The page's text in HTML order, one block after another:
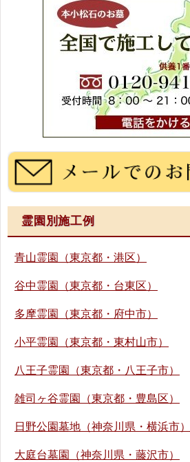
霊園別施工例
青山霊園（東京都・港区）
谷中霊園（東京都・台東区）
多摩霊園（東京都・府中市）
小平霊園（東京都・東村山市）
八王子霊園（東京都・八王子市）
雑司ヶ谷霊園（東京都・豊島区）
日野公園墓地（神奈川県・横浜市）
大庭台墓園（神奈川県・藤沢市）